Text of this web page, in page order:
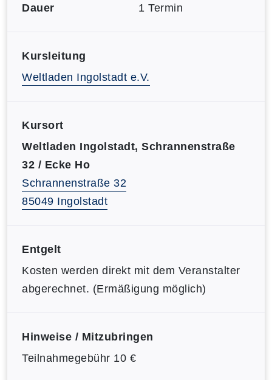
Dauer 1 Termin
Kursleitung
Weltladen Ingolstadt e.V.
Kursort
Weltladen Ingolstadt, Schrannenstraße
32 / Ecke Ho
Schrannenstraße 32
85049 Ingolstadt
Entgelt
Kosten werden direkt mit dem Veranstalter
abgerechnet. (Ermäßigung möglich)
Hinweise / Mitzubringen
Teilnahmegebühr 10 €